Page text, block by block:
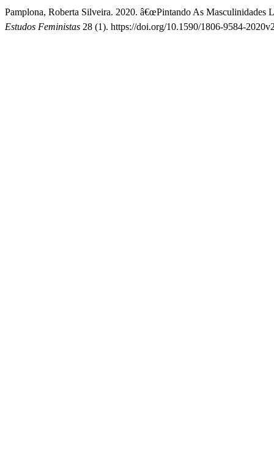
Pamplona, Roberta Silveira. 2020. â€œPintando As Masculinidades
Estudos Feministas 28 (1). https://doi.org/10.1590/1806-9584-